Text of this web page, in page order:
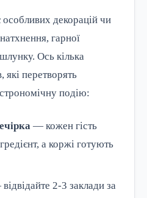
декорацій чи
гарної
Ось кілька
які перетворять
подію:
— кожен гість
а коржі готують
2-3 заклади за